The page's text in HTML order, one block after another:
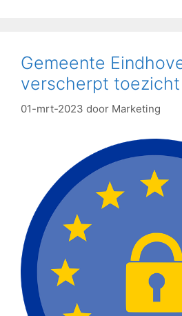
Gemeente
verscherpt toezicht
01-mrt-2023 door Marketing